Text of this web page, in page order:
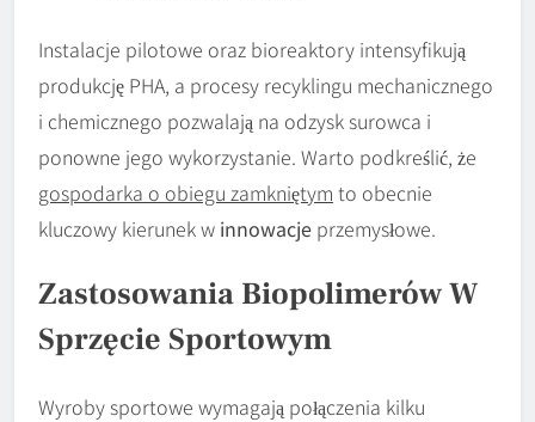
Instalacje pilotowe oraz bioreaktory intensyfikują
produkcję PHA, a procesy recyklingu mechanicznego
i chemicznego pozwalają na odzysk surowca i
ponowne jego wykorzystanie. Warto podkreślić, że
gospodarka o obiegu zamkniętym to obecnie
kluczowy kierunek w innowacje przemysłowe.
Zastosowania Biopolimerów W
Sprzęcie Sportowym
Wyroby sportowe wymagają połączenia kilku